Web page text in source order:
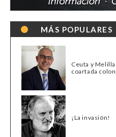
MÁS POPULARES
Ceuta y
coartada
¡La invasión!